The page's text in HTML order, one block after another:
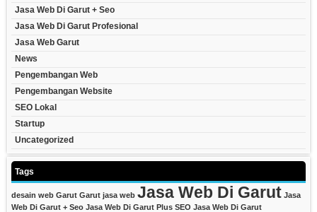
Jasa Web Di Garut + Seo
Jasa Web Di Garut Profesional
Jasa Web Garut
News
Pengembangan Web
Pengembangan Website
SEO Lokal
Startup
Uncategorized
Tags
desain web Garut Garut jasa web Jasa Web Di Garut Jasa
Web Di Garut + Seo Jasa Web Di Garut Plus SEO Jasa Web Di Garut